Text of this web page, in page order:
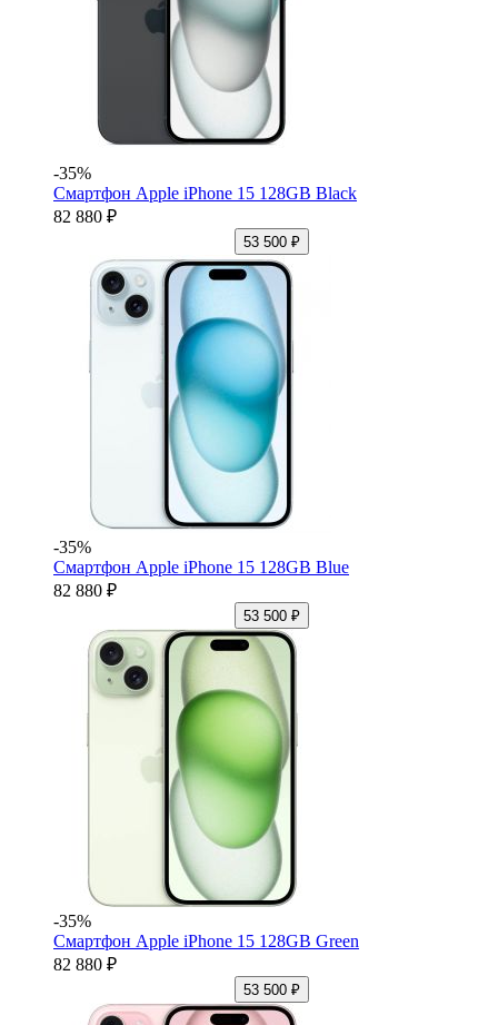
-35%
Смартфон Apple iPhone 15 128GB Black
82 880 ₽
53 500 ₽
-35%
Смартфон Apple iPhone 15 128GB Blue
82 880 ₽
53 500 ₽
-35%
Смартфон Apple iPhone 15 128GB Green
82 880 ₽
53 500 ₽